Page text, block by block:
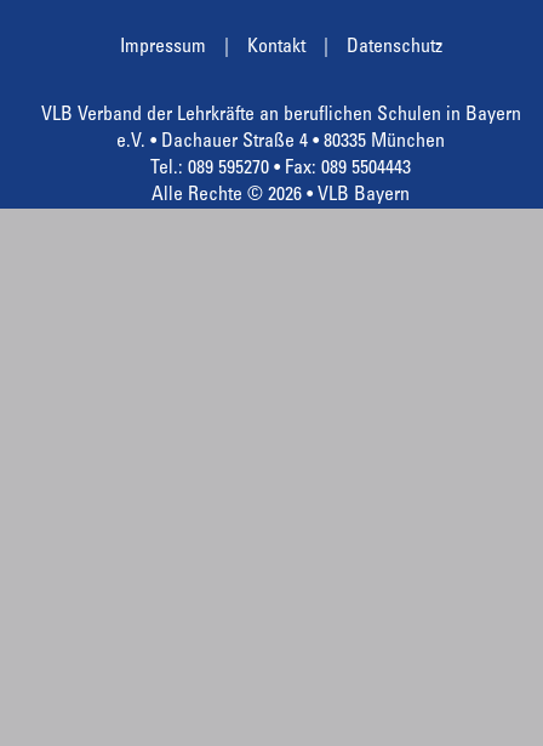
Impressum Kontakt Datenschutz
VLB Verband der Lehrkräfte an beruflichen Schulen in Bayern
e.V. • Dachauer Straße 4 • 80335 München
Tel.: 089 595270 • Fax: 089 5504443
Alle Rechte © 2026 • VLB Bayern